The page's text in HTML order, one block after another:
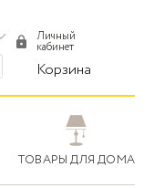
Личный
кабинет
Корзина
ТОВАРЫ ДЛЯ ДОМА